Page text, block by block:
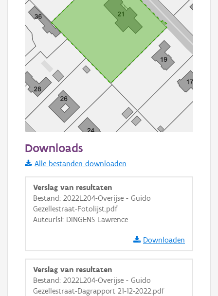
Informatie Vlaanderen
i
+ −
Basis Lagen
Downloads
Alle bestanden downloaden
Verslag van resultaten
Bestand: 2022L204-Overijse - Guido
Gezellestraat-Fotolijst.pdf
Auteur(s): DINGENS Lawrence
Downloaden
Verslag van resultaten
Bestand: 2022L204-Overijse - Guido
Gezellestraat-Dagrapport 21-12-2022.pdf